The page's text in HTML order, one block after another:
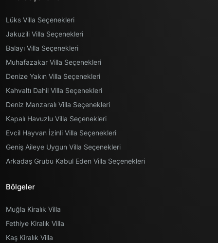
Lüks Villa Seçenekleri
Jakuzili Villa Seçenekleri
Balayı Villa Seçenekleri
Muhafazakar Villa Seçenekleri
Denize Yakın Villa Seçenekleri
Kahvaltı Dahil Villa Seçenekleri
Deniz Manzaralı Villa Seçenekleri
Kapalı Havuzlu Villa Seçenekleri
Evcil Hayvan İzinli Villa Seçenekleri
Geniş Aileye Uygun Villa Seçenekleri
Arkadaş Grubu Kabul Eden Villa Seçenekleri
Bölgeler
Muğla Kiralık Villa
Fethiye Kiralık Villa
Kaş Kiralık Villa